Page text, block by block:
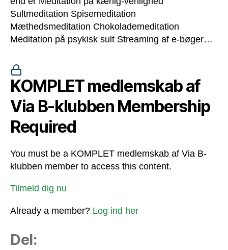
Sultmeditation Spisemeditation
Mæthedsmeditation Chokolademeditation
Meditation på psykisk sult Streaming af e-bøger…
KOMPLET medlemskab af
Via B-klubben Membership
Required
You must be a KOMPLET medlemskab af Via B-
klubben member to access this content.
Tilmeld dig nu
Already a member? Log ind her
Del: